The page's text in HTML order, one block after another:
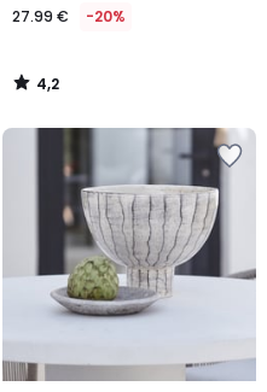
27.99 € -20%
4,2
/